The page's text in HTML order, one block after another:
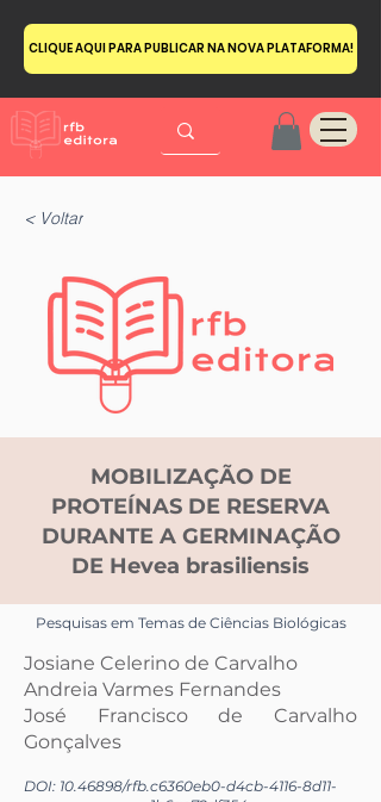
CLIQUE AQUI PARA PUBLICAR NA NOVA PLATAFORMA!
< Voltar
MOBILIZAÇÃO DE
PROTEÍNAS DE RESERVA
DURANTE A GERMINAÇÃO
DE Hevea brasiliensis
Pesquisas em Temas de Ciências Biológicas
Josiane Celerino de Carvalho
Andreia Varmes Fernandes
José Francisco de Carvalho
Gonçalves
DOI: 10.46898/rfb.c6360eb0-d4cb-4116-8d11-